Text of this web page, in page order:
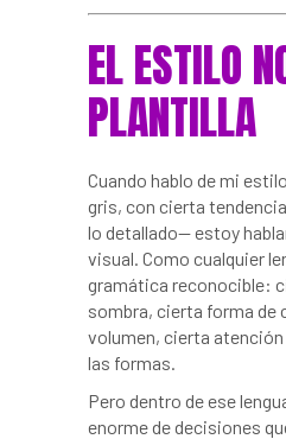
EL ESTILO
PLANTILLA
Cuando hablo de mi
gris, con cierta
lo detallado— estoy
visual. Como cualquier
gramática reconocible:
sombra, cierta forma de
volumen, cierta
las formas.
Pero dentro de ese
enorme de decisiones